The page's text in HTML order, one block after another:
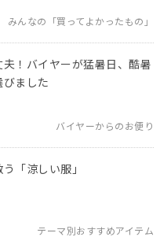
みんなの「買ってよかったもの」
！バイヤーが猛暑日、酷暑
びました
バイヤーからのお便り
「涼しい服」
テーマ別おすすめアイテム